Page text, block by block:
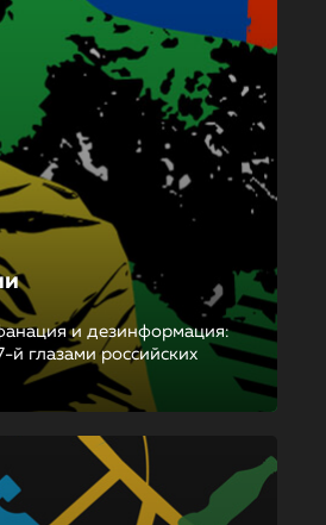
и дезинформация:
глазами российских